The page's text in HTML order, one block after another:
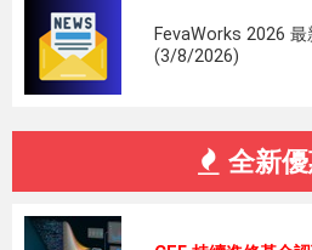
FevaWorks 2026
(3/8/2026)
全新